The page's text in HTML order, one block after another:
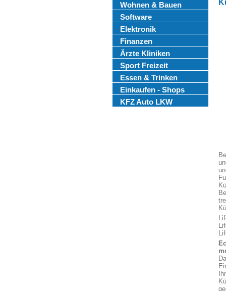
Wohnen & Bauen
Software
Elektronik
Finanzen
Ärzte Kliniken
Sport Freizeit
Essen & Trinken
Einkaufen - Shops
KFZ Auto LKW